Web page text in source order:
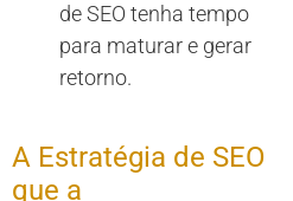
de SEO tenha tempo
para maturar e gerar
retorno.
A Estratégia de SEO
que a